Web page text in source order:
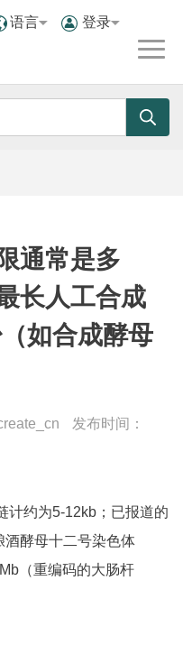
语言 登录
通常是多
长人工合成
如合成酵母
发布时间：
计约为5-12kb；已报道的
酵母十二号染色体
（重编码的大肠杆